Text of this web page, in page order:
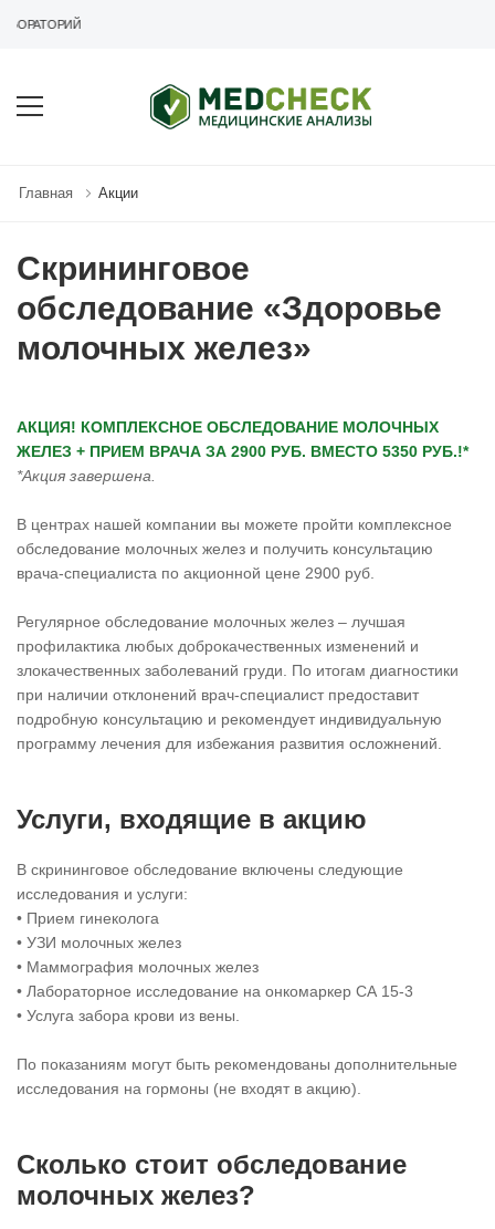
Главная Акции
Скрининговое
обследование «Здоровье
молочных желез»
АКЦИЯ! КОМПЛЕКСНОЕ ОБСЛЕДОВАНИЕ МОЛОЧНЫХ
ЖЕЛЕЗ + ПРИЕМ ВРАЧА ЗА 2900 РУБ. ВМЕСТО 5350 РУБ.!*
*Акция завершена.
В центрах нашей компании вы можете пройти комплексное
обследование молочных желез и получить консультацию
врача-специалиста по акционной цене 2900 руб.
Регулярное обследование молочных желез – лучшая
профилактика любых доброкачественных изменений и
злокачественных заболеваний груди. По итогам диагностики
при наличии отклонений врач-специалист предоставит
подробную консультацию и рекомендует индивидуальную
программу лечения для избежания развития осложнений.
Услуги, входящие в акцию
В скрининговое обследование включены следующие
исследования и услуги:
• Прием гинеколога
• УЗИ молочных желез
• Маммография молочных желез
• Лабораторное исследование на онкомаркер СА 15-3
• Услуга забора крови из вены.
По показаниям могут быть рекомендованы дополнительные
исследования на гормоны (не входят в акцию).
Сколько стоит обследование
молочных желез?